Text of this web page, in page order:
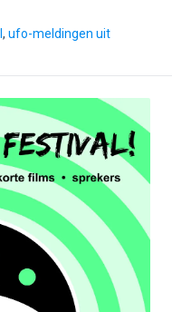
, ufo-meldingen uit